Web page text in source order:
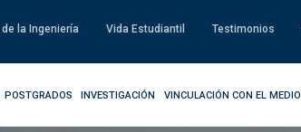
la Ingeniería Vida Estudiantil Testimonios
POSTGRADOS INVESTIGACIÓN VINCULACIÓN CON EL MEDIO